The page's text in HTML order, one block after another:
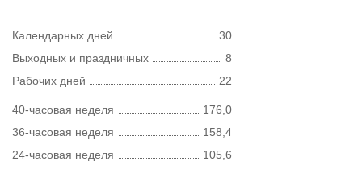
Календарных дней
30
Выходных и праздничных
8
Рабочих дней
22
40-часовая неделя
176,0
36-часовая неделя
158,4
24-часовая неделя
105,6